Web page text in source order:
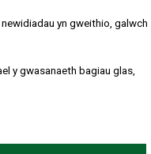
yn gweithio, galwch
y gwasanaeth bagiau glas,
Fodd bynnag,
gan elusennau lleol
os yw hyn yn wir. Nid